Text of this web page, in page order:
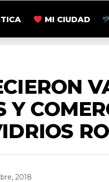
MI CIUDAD
Y
2018